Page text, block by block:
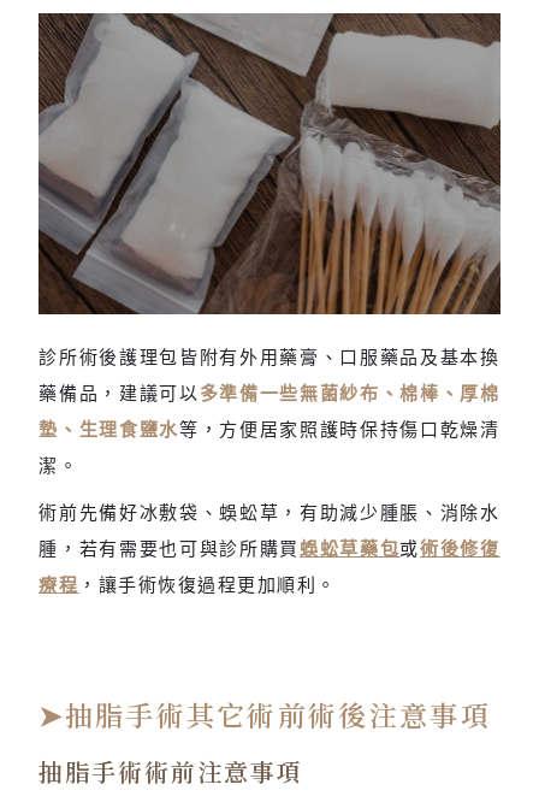
診所術後護理包皆附有外用藥膏、口服藥品及基本換
藥備品，建議可以 多準備一些無菌紗布、棉棒、厚棉
墊、生理食鹽水等，方便居家照護時保持傷口乾燥清
潔。
術前先備好冰敷袋、蜈蚣草，有助減少腫脹、消除水
腫，若有需要也可與診所購買 蜈蚣草藥包或術後修復
療程 ，讓手術恢復過程更加順利。
➤抽脂手術其它術前術後注意事項
抽脂手術術前注意事項